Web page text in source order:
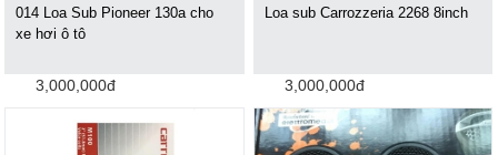
014 Loa Sub Pioneer 130a cho
xe hơi ô tô
3,000,000đ
Loa sub Carrozzeria 2268 8inch
3,000,000đ